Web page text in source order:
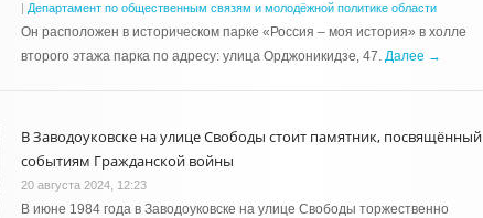
| Департамент по общественным связям и молодёжной политике области
Он расположен в историческом парке «Россия – моя история» в холле
второго этажа парка по адресу: улица Орджоникидзе, 47. Далее →
В Заводоуковске на улице Свободы стоит памятник, посвящённый
событиям Гражданской войны
20 августа 2024, 12:23
В июне 1984 года в Заводоуковске на улице Свободы торжественно